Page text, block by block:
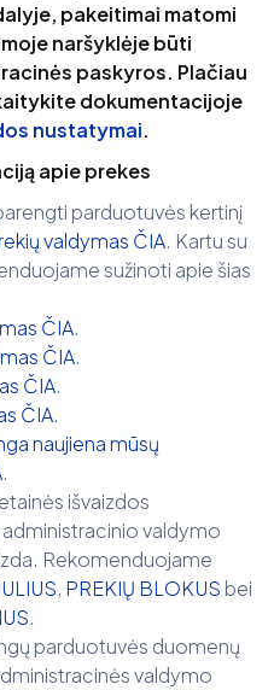
pakeitimai matomi
naršyklėje būti
paskyros. Plačiau
dokumentacijoje
nustatymai.
apie prekes
parduotuvės kertinį
valdymas ČIA. Kartu su
sužinoti apie šias
ČIA.
ČIA.
ČIA.
ČIA.
naujiena mūsų
.
išvaizdos
valdymo
Rekomenduojame
, PREKIŲ BLOKUS bei
.
parduotuvės duomenų
valdymo